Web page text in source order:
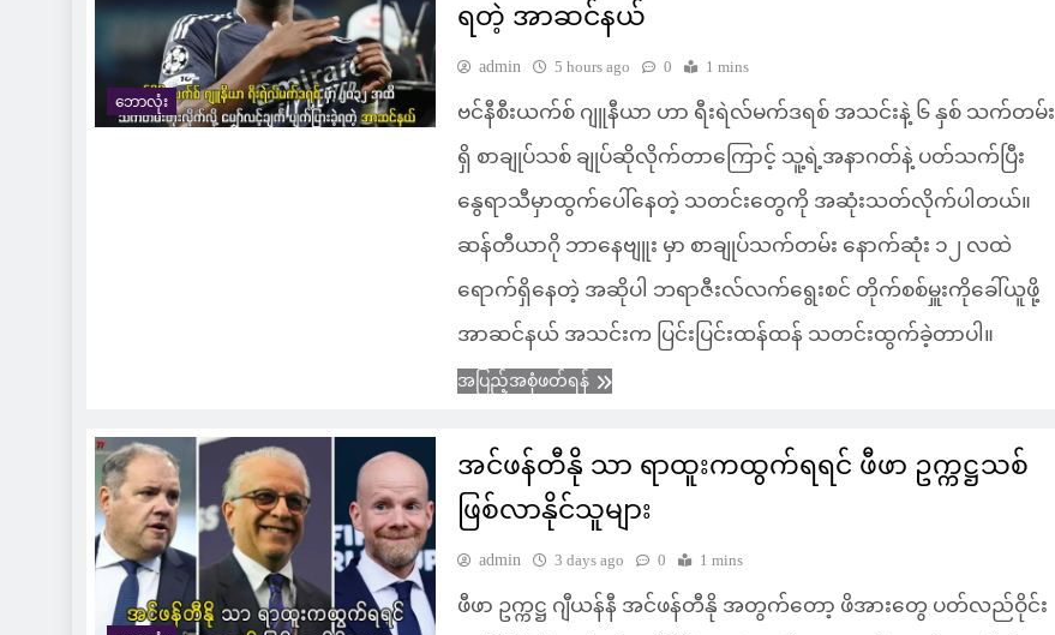
ဘောလုံး
ရတဲ့ အာဆင်နယ်
admin 5 hours ago 0 1 mins
ဗင်နီစီးယက်စ် ဂျူနီယာ ဟာ ရီးရဲလ်မက်ဒရစ် အသင်းနဲ့ ၆ နှစ် သက်တမ်း
ရှိ စာချုပ်သစ် ချုပ်ဆိုလိုက်တာကြောင့် သူ့ရဲ့အနာဂတ်နဲ့ ပတ်သက်ပြီး
နွေရာသီမှာထွက်ပေါ်နေတဲ့ သတင်းတွေကို အဆုံးသတ်လိုက်ပါတယ်။
ဆန်တီယာဂို ဘာနေဗျူး မှာ စာချုပ်သက်တမ်း နောက်ဆုံး ၁၂ လထဲ
ရောက်ရှိနေတဲ့ အဆိုပါ ဘရာဇီးလ်လက်ရွေးစင် တိုက်စစ်မှူးကိုခေါ်ယူဖို့
အာဆင်နယ် အသင်းက ပြင်းပြင်းထန်ထန် သတင်းထွက်ခဲ့တာပါ။
အပြည့်အစုံဖတ်ရန်
အင်ဖန်တီနို သာ ရာထူးကထွက်ရရင် ဖီဖာ ဥက္ကဋ္ဌသစ်
ဖြစ်လာနိုင်သူများ
admin 3 days ago 0 1 mins
ဖီဖာ ဥက္ကဋ္ဌ ဂျီယန်နီ အင်ဖန်တီနို အတွက်တော့ ဖိအားတွေ ပတ်လည်ဝိုင်း